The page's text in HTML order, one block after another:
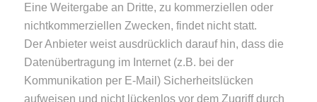
Eine Weitergabe an Dritte, zu kommerziellen oder
nichtkommerziellen Zwecken, findet nicht statt.
Der Anbieter weist ausdrücklich darauf hin, dass die
Datenübertragung im Internet (z.B. bei der
Kommunikation per E-Mail) Sicherheitslücken
aufweisen und nicht lückenlos vor dem Zugriff durch